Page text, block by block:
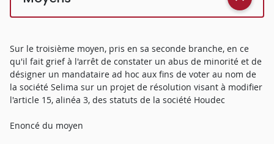
Sur le troisième moyen, pris en sa seconde branche, en ce
qu'il fait grief à l'arrêt de constater un abus de minorité et de
désigner un mandataire ad hoc aux fins de voter au nom de
la société Selima sur un projet de résolution visant à modifier
l'article 15, alinéa 3, des statuts de la société Houdec
Enoncé du moyen